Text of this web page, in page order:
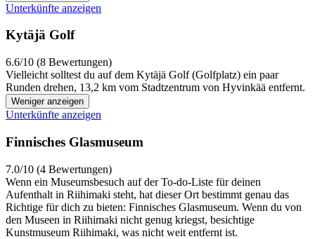
Unterkünfte anzeigen
Kytäjä Golf
6.6/10 (8 Bewertungen)
Vielleicht solltest du auf dem Kytäjä Golf (Golfplatz) ein paar
Runden drehen, 13,2 km vom Stadtzentrum von Hyvinkää entfernt.
Weniger anzeigen
Unterkünfte anzeigen
Finnisches Glasmuseum
7.0/10 (4 Bewertungen)
Wenn ein Museumsbesuch auf der To-do-Liste für deinen
Aufenthalt in Riihimaki steht, hat dieser Ort bestimmt genau das
Richtige für dich zu bieten: Finnisches Glasmuseum. Wenn du von
den Museen in Riihimaki nicht genug kriegst, besichtige
Kunstmuseum Riihimaki, was nicht weit entfernt ist.